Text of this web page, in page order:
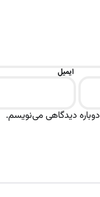
ایمیل
دیدگاهی می‌نویسم.